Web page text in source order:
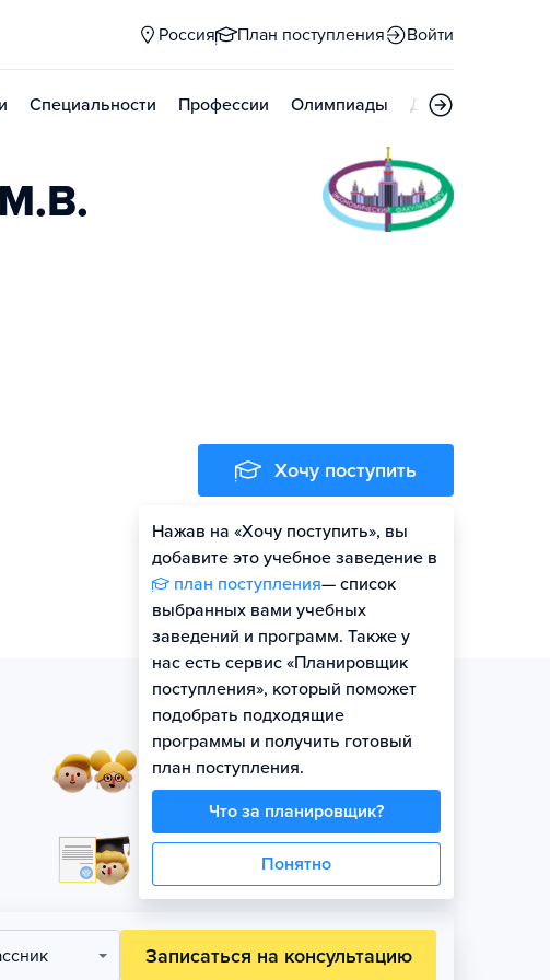
Россия План поступления Войти
Специальности Профессии Олимпиады Дни открытых
Хочу поступить
Нажав на «Хочу поступить», вы
добавите это учебное заведение в
план поступления— список
выбранных вами учебных
заведений и программ. Также у
нас есть сервис «Планировщик
поступления», который поможет
подобрать подходящие
программы и получить готовый
план поступления.
Что за планировщик?
Понятно
Оценить шансы
Занятия в небольших
группах по уровню
Официальная гарантия
поступления на бюджет
Записаться на консультацию